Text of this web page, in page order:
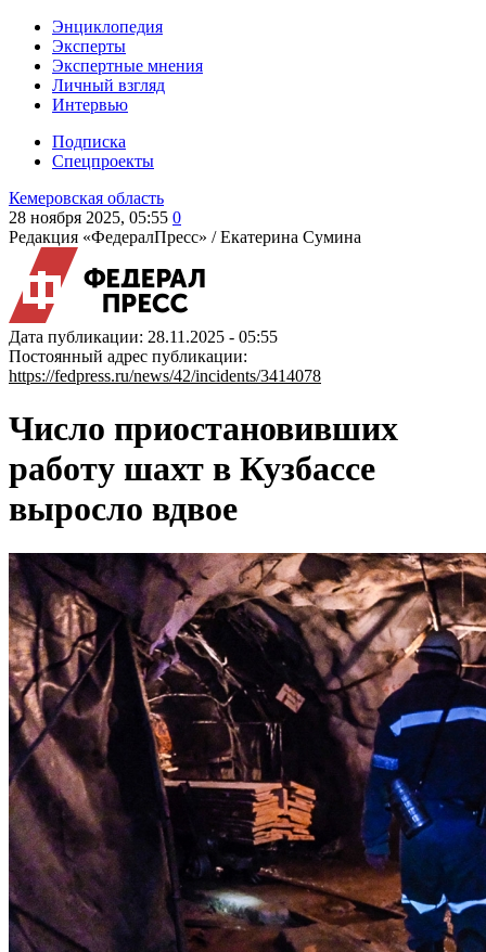
Энциклопедия
Эксперты
Экспертные мнения
Личный взгляд
Интервью
Подписка
Спецпроекты
Кемеровская область
28 ноября 2025, 05:55 0
Редакция «ФедералПресс» /Екатерина Сумина
Дата публикации: 28.11.2025 - 05:55
Постоянный адрес публикации:
https://fedpress.ru/news/42/incidents/3414078
Число приостановивших
работу шахт в Кузбассе
выросло вдвое